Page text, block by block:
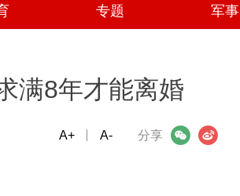
专题 军事
满8年才能离婚
分享
微信 微博
A+ A-